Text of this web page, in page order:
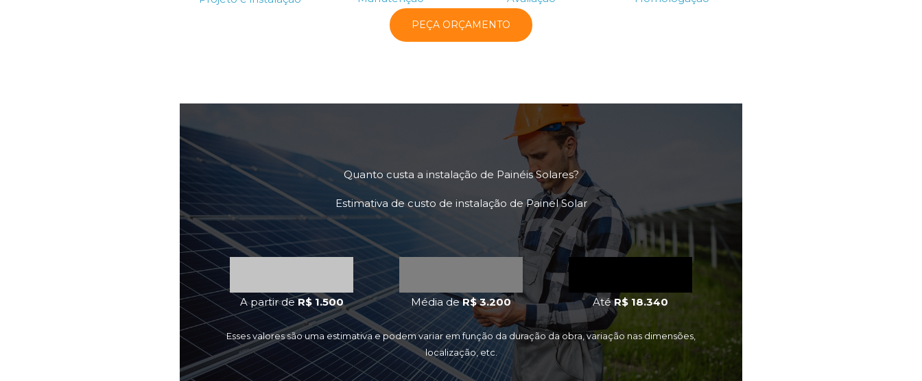
PEÇA ORÇAMENTO
Quanto custa a instalação de Painéis Solares?
Estimativa de custo de instalação de Painel Solar
A partir deR$ 1.500 Média deR$ 3.200 AtéR$ 18.340
Esses valores são uma estimativa e podem variar em função da duração da obra, variação nas dimensões,
localização, etc.